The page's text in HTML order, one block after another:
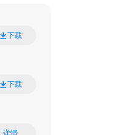
下载
下载
详情